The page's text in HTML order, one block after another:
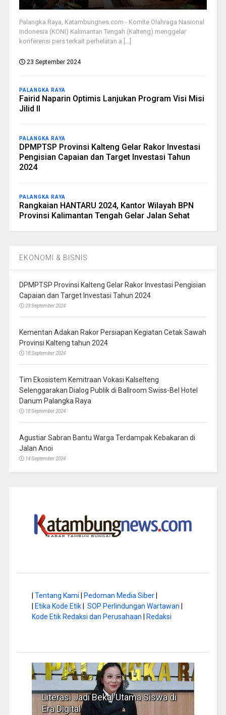
Palangka Raya, Katambungnes.com - Komite Olahraga Nasional
Indonesia (KONI) Kalimantan Tengah (Kalteng) menggelar
konferensi pers terkait perhelatan a [...]
23 September 2024
PALANGKA RAYA
Fairid Naparin Optimis Lanjukan Program Visi Misi
Jilid II
PALANGKA RAYA
DPMPTSP Provinsi Kalteng Gelar Rakor Investasi
Pengisian Capaian dan Target Investasi Tahun
2024
PALANGKA RAYA
Rangkaian HANTARU 2024, Kantor Wilayah BPN
Provinsi Kalimantan Tengah Gelar Jalan Sehat
EKONOMI & BISNIS
DPMPTSP Provinsi Kalteng Gelar Rakor Investasi Pengisian
Capaian dan Target Investasi Tahun 2024
23 September 2024
Kementan Adakan Rakor Persiapan Kegiatan Cetak Sawah
Provinsi Kalteng tahun 2024
18 September 2024
Tim Ekosistem Kemitraan Vokasi Kalselteng
Selenggarakan Dialog Publik di Ballroom Swiss-Bel Hotel
Danum Palangka Raya
18 September 2024
Agustiar Sabran Bantu Warga Terdampak Kebakaran di
Jalan Anoi
14 September 2024
Tentang Kami Pedoman Media Siber|
Etika Kode Etik| SOP Perlindungan Wartawan
Kode Etik Redaksi dan Perusahaan
Redaksi
Literasi Jadi Bekal Utama Siswa di
Era Digital